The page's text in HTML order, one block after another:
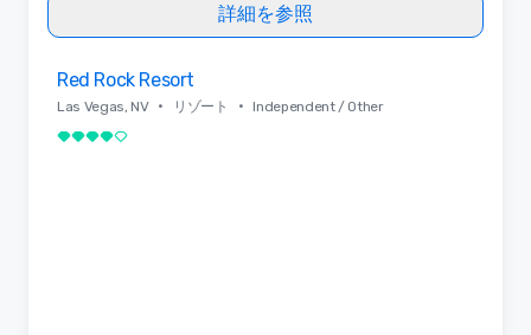
詳細を参照
Red Rock Resort
Las Vegas, NV • リゾート • Independent / Other
5 中の 4